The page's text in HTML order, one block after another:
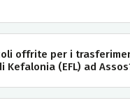
offrite per i
(EFL) ad